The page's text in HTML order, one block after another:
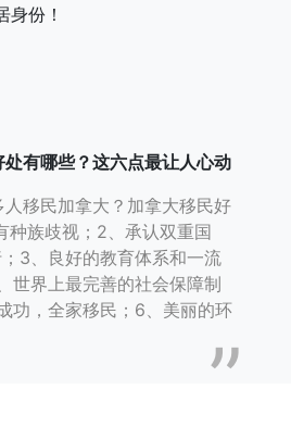
身份！
有哪些？这六点最让人心动
人移民加拿大？加拿大移民好
种族歧视；2、承认双重国
3、良好的教育体系和一流
世界上最完善的社会保障制
功，全家移民；6、美丽的环